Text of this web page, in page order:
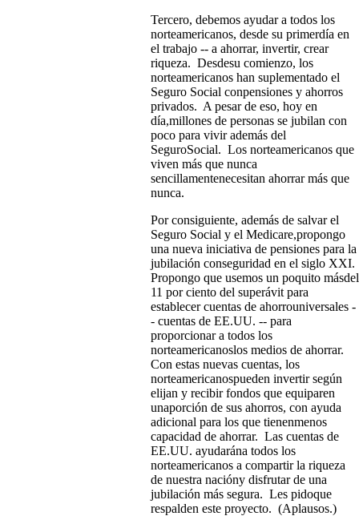
Tercero, debemos ayudar a todos los
norteamericanos, desde su primerdía en
el trabajo -- a ahorrar, invertir, crear
riqueza. Desdesu comienzo, los
norteamericanos han suplementado el
Seguro Social conpensiones y ahorros
privados. A pesar de eso, hoy en
día,millones de personas se jubilan con
poco para vivir además del
SeguroSocial. Los norteamericanos que
viven más que nunca
sencillamentenecesitan ahorrar más que
nunca.
Por consiguiente, además de salvar el
Seguro Social y el Medicare,propongo
una nueva iniciativa de pensiones para la
jubilación conseguridad en el siglo XXI.
Propongo que usemos un poquito másdel
11 por ciento del superávit para
establecer cuentas de ahorrouniversales -
- cuentas de EE.UU. -- para
proporcionar a todos los
norteamericanoslos medios de ahorrar.
Con estas nuevas cuentas, los
norteamericanospueden invertir según
elijan y recibir fondos que equiparen
unaporción de sus ahorros, con ayuda
adicional para los que tienenmenos
capacidad de ahorrar. Las cuentas de
EE.UU. ayudarána todos los
norteamericanos a compartir la riqueza
de nuestra nacióny disfrutar de una
jubilación más segura. Les pidoque
respalden este proyecto. (Aplausos.)